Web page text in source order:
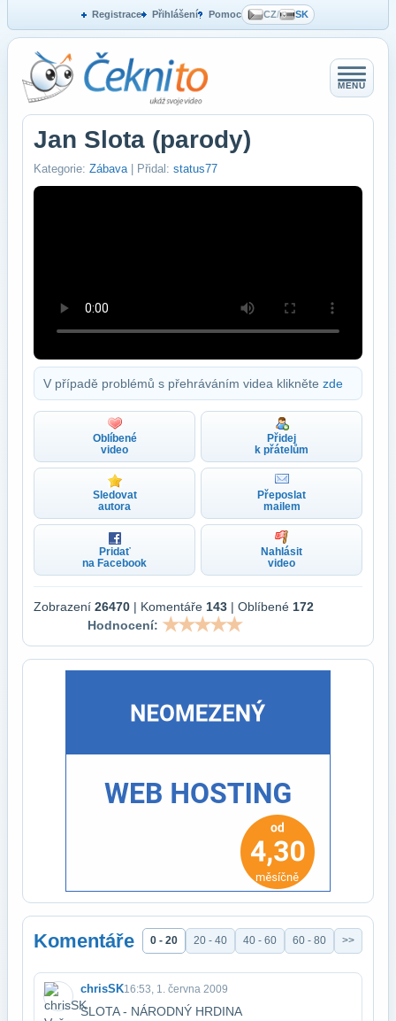
Registrace Přihlášení Pomoc CZ/ SK
MENU
Jan Slota (parody)
Kategorie: Zábava | Přidal: status77
V případě problémů s přehráváním videa klikněte zde
Oblíbené
video
Přidej
k přátelům
Sledovat
autora
Přeposlat
mailem
Pridať
na Facebook
Nahlásit
video
Zobrazení 26470 | Komentáře 143 | Oblíbené 172
Hodnocení:
Komentáře 0 - 20 20 - 40 40 - 60 60 - 80 >>
chrisSK16:53, 1. června 2009
SLOTA - NÁRODNÝ HRDINA